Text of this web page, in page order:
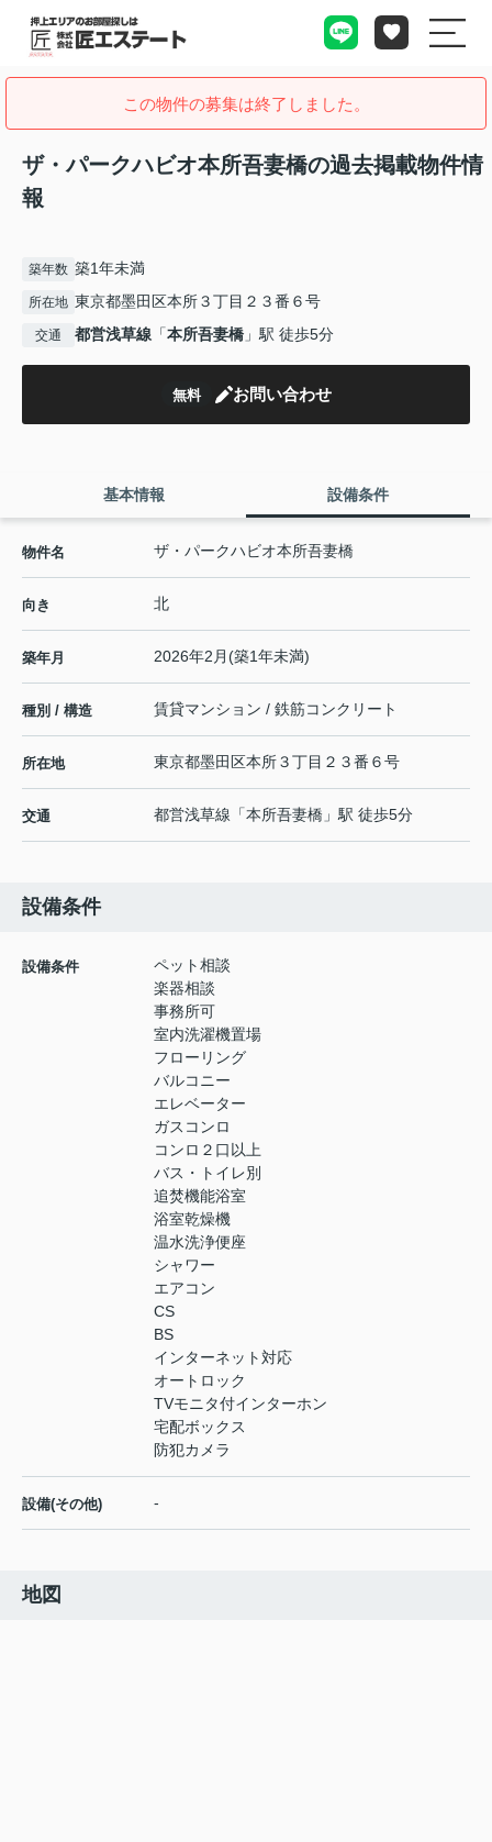
この物件の募集は終了しました。
ザ・パークハビオ本所吾妻橋の過去掲載物件情
報
築年数 築1年未満
所在地 東京都墨田区本所３丁目２３番６号
交通 都営浅草線 「本所吾妻橋 」駅 徒歩5分
無料 お問い合わせ
基本情報 設備条件
物件名 ザ・パークハビオ本所吾妻橋
向き 北
築年月 2026年2月(築1年未満)
種別 / 構造 賃貸マンション / 鉄筋コンクリート
所在地 東京都墨田区本所３丁目２３番６号
交通 都営浅草線 「本所吾妻橋 」駅 徒歩5分
設備条件
設備条件
ペット相談
楽器相談
事務所可
室内洗濯機置場
フローリング
バルコニー
エレベーター
ガスコンロ
コンロ２口以上
バス・トイレ別
追焚機能浴室
浴室乾燥機
温水洗浄便座
シャワー
エアコン
CS
BS
インターネット対応
オートロック
TVモニタ付インターホン
宅配ボックス
防犯カメラ
設備(その他) -
地図